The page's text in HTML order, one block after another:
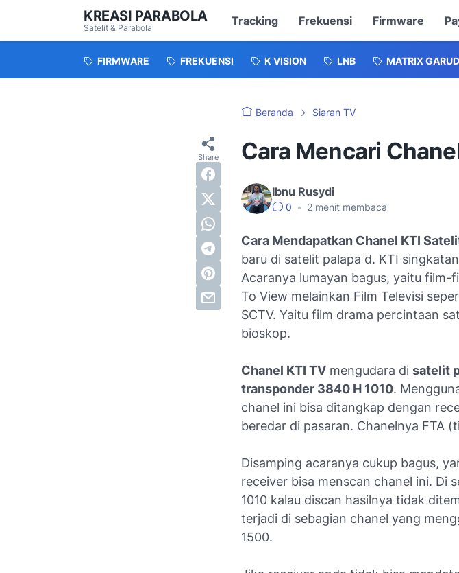
KREASI PARABOLA
Satelit & Parabola
Tracking Frekuensi Firmware
FIRMWARE FREKUENSI K VISION LNB MATRIX
Beranda Siaran TV
Cara Mencari
Ibnu Rusydi
0 • 2 menit membaca
Cara Mendapatkan Chanel KTI
baru di satelit palapa d. KTI
Acaranya lumayan bagus, yaitu film-
To View melainkan Film Televisi
SCTV. Yaitu film drama percintaan
bioskop.
Chanel KTI TV mengudara di satelit
transponder 3840 H 1010.
chanel ini bisa ditangkap dengan
beredar di pasaran. Chanelnya FTA
Disamping acaranya cukup bagus,
receiver bisa menscan chanel ini. Di
1010 kalau discan hasilnya tidak
terjadi di sebagian chanel yang
1500.